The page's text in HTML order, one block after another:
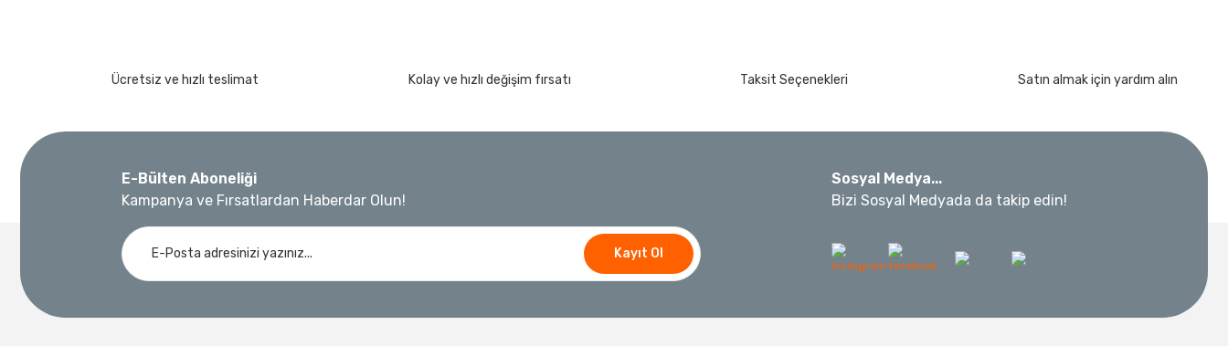
Ücretsiz ve hızlı teslimat Kolay ve hızlı değişim fırsatı Taksit Seçenekleri Satın almak için yardım alın
E-Bülten Aboneliği
Kampanya ve Fırsatlardan Haberdar Olun!
Kayıt Ol
Sosyal Medya...
Bizi Sosyal Medyada da takip edin!